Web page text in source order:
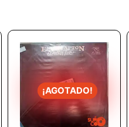
¡AGOTADO!